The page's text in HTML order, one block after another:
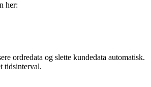
her:
ordredata og slette kundedata automatisk.
tidsinterval.